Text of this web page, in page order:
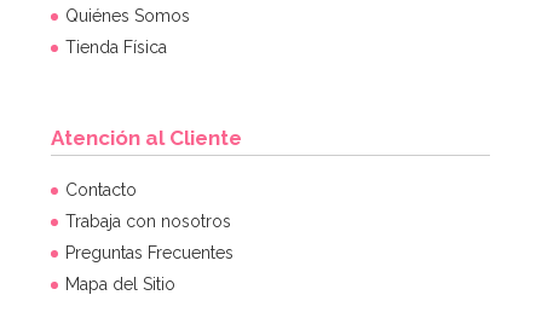
Quiénes Somos
Tienda Física
Atención al Cliente
Contacto
Trabaja con nosotros
Preguntas Frecuentes
Mapa del Sitio